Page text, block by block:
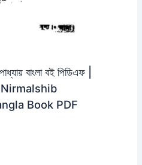
বাংলা বই পিডিএফ |
Book PDF